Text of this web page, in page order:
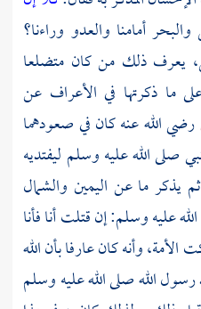
أمامنا والعدو وراءنا؟
يعرف ذلك من كان متضلعا
ما ذكرتها في الأعراف عن
رضي الله عنه كان في صعودهما
صلى الله عليه وسلم ليفتديه
يذكر ما عن اليمين والشمال
عليه وسلم: إن قتلت أنا فأنا
وأنه كان عارفا بأن الله
الله صلى الله عليه وسلم